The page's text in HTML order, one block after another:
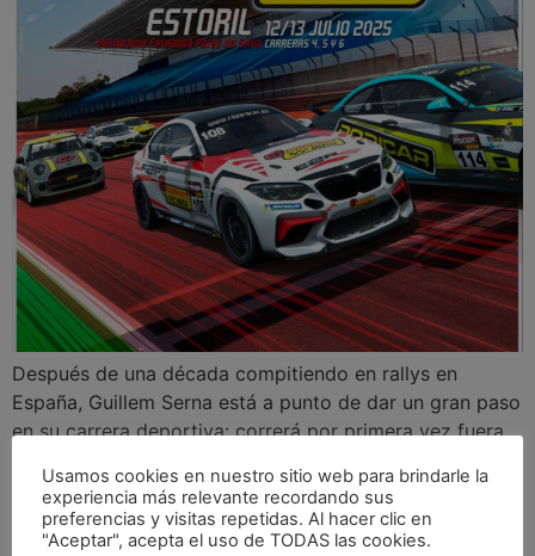
Después de una década compitiendo en rallys en
España, Guillem Serna está a punto de dar un gran paso
en su carrera deportiva: correrá por primera vez fuera
Circuito de Estoril (Portugal) con la Confortauto Copa
Racer 2025. Será la segunda cita del campeonato y un
momento muy […]
Usamos cookies en nuestro sitio web para brindarle la
experiencia más relevante recordando sus
preferencias y visitas repetidas. Al hacer clic en
"Aceptar", acepta el uso de TODAS las cookies.